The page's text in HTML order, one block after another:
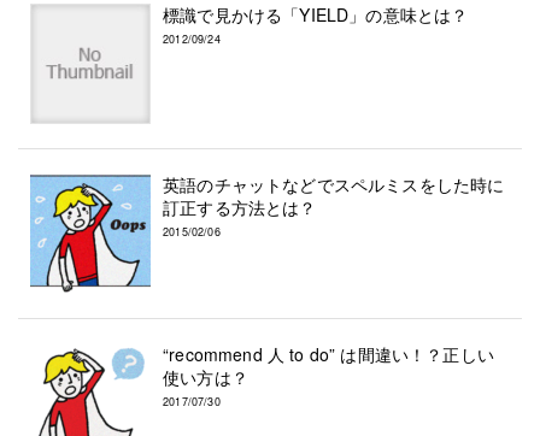
標識で見かける「YIELD」の意味とは？
2012/09/24
英語のチャットなどでスペルミスをした時に
訂正する方法とは？
2015/02/06
“recommend 人 to do” は間違い！？正しい
使い方は？
2017/07/30